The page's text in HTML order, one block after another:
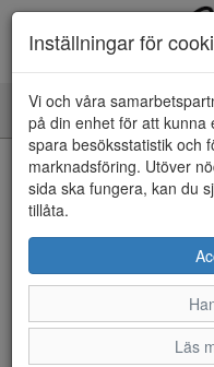
Toggle
navigation
HEM
Inställningar för
Vi och våra
på din enhet för att kunna
spara besöksstatistik och
marknadsföring. Utöver
sida ska fungera, kan du
tillåta.
Läs